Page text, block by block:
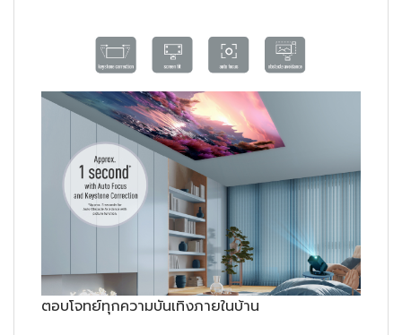
ตอบโจทย์ทุกความบันเทิงภายในบ้าน